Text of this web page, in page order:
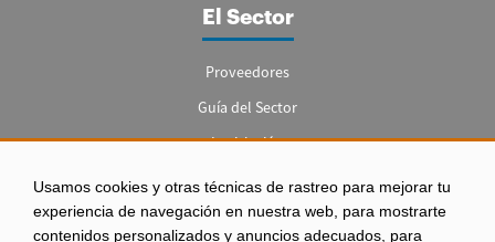
Usamos cookies y otras técnicas de rastreo para mejorar tu
experiencia de navegación en nuestra web, para mostrarte
contenidos personalizados y anuncios adecuados, para
El Sector
Proveedores
Guía del Sector
Legislación
Empleo